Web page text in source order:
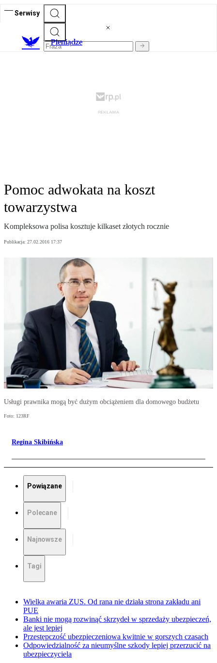
Serwisy
Pieniądze
Pomoc adwokata na koszt
towarzystwa
Kompleksowa polisa kosztuje kilkaset złotych rocznie
Publikacja: 27.02.2016 17:37
Usługi prawnika mogą być dużym obciążeniem dla domowego budżetu
Foto: 123RF
Regina Skibińska
Powiązane
Polecane
Najnowsze
Tagi
Wielka awaria ZUS. Od rana nie działa strona zakładu ani
PUE
Banki nie mogą rozwinąć skrzydeł w sprzedaży ubezpieczeń,
ale jest lepiej
Przestępczość ubezpieczeniowa kwitnie w gorszych czasach
Odpowiedzialność za nieumyślne szkody lepiej przerzucić na
ubezpieczyciela